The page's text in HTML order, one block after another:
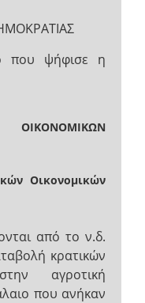
που ψήφισε η
Οικονομικών
από το ν.δ.
κρατικών
αγροτική
που ανήκαν